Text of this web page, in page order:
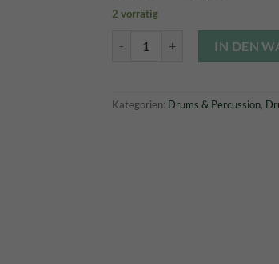
war:
32,00 €
ist:
2 vorrätig
IN DEN
Kategorien: Drums & Percussion,